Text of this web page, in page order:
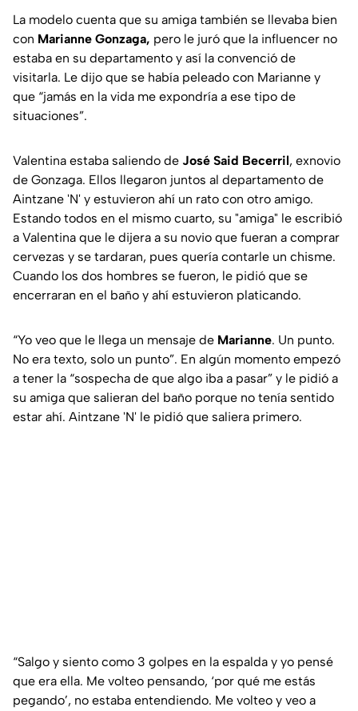
La modelo cuenta que su amiga también se llevaba bien
con Marianne Gonzaga, pero le juró que la influencer no
estaba en su departamento y así la convenció de
visitarla. Le dijo que se había peleado con Marianne y
que “jamás en la vida me expondría a ese tipo de
situaciones”.
Valentina estaba saliendo de José Said Becerril, exnovio
de Gonzaga. Ellos llegaron juntos al departamento de
Aintzane 'N' y estuvieron ahí un rato con otro amigo.
Estando todos en el mismo cuarto, su "amiga" le escribió
a Valentina que le dijera a su novio que fueran a comprar
cervezas y se tardaran, pues quería contarle un chisme.
Cuando los dos hombres se fueron, le pidió que se
encerraran en el baño y ahí estuvieron platicando.
“Yo veo que le llega un mensaje de Marianne. Un punto.
No era texto, solo un punto”. En algún momento empezó
a tener la “sospecha de que algo iba a pasar” y le pidió a
su amiga que salieran del baño porque no tenía sentido
estar ahí. Aintzane 'N' le pidió que saliera primero.
“Salgo y siento como 3 golpes en la espalda y yo pensé
que era ella. Me volteo pensando, ‘por qué me estás
pegando’, no estaba entendiendo. Me volteo y veo a